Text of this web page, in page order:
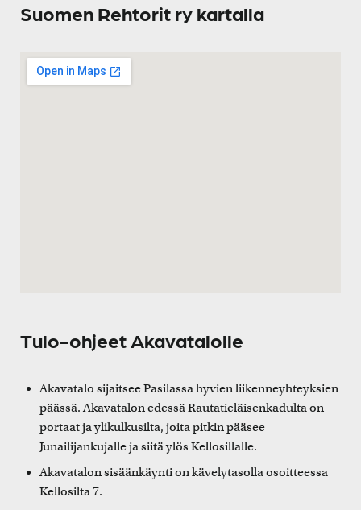
Suomen Rehtorit ry kartalla
Tulo-ohjeet Akavatalolle
Akavatalo sijaitsee Pasilassa hyvien liikenneyhteyksien
päässä. Akavatalon edessä Rautatieläisenkadulta on
portaat ja ylikulkusilta, joita pitkin pääsee
Junailijankujalle ja siitä ylös Kellosillalle.
Akavatalon sisäänkäynti on kävelytasolla osoitteessa
Kellosilta 7.